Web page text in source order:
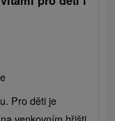
Pro děti je